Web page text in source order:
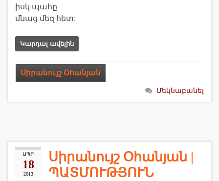
իսկ պահը
մնաց մեզ հետ:
Կարդալ ավելին
Սիրանույշ Օհանյան
Մեկնաբանել
ԱՊՐ
18
2013
Սիրանույշ Օհանյան |
ՊԱՏՄՈՒԹՅՈՒՆ